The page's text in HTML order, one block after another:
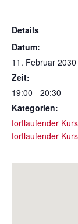
Details
Datum:
11. Februar 2030
Zeit:
19:00 - 20:30
Kategorien:
fortlaufender Kurs
fortlaufender Kurs